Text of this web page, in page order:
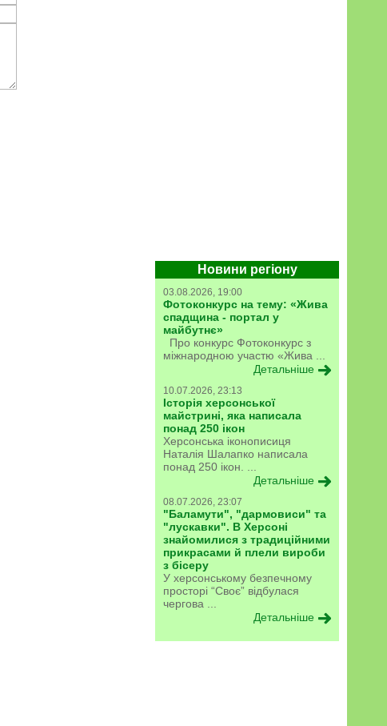
Новини регіону
03.08.2026, 19:00
Фотоконкурс на тему: «Жива
спадщина - портал у
майбутнє»
Про конкурс Фотоконкурс з
міжнародною участю «Жива ...
Детальніше
10.07.2026, 23:13
Історія херсонської
майстрині, яка написала
понад 250 ікон
Херсонська іконописиця
Наталія Шалапко написала
понад 250 ікон. ...
Детальніше
08.07.2026, 23:07
"Баламути", "дармовиси" та
"лускавки". В Херсоні
знайомилися з традиційними
прикрасами й плели вироби
з бісеру
У херсонському безпечному
просторі “Своє” відбулася
чергова ...
Детальніше